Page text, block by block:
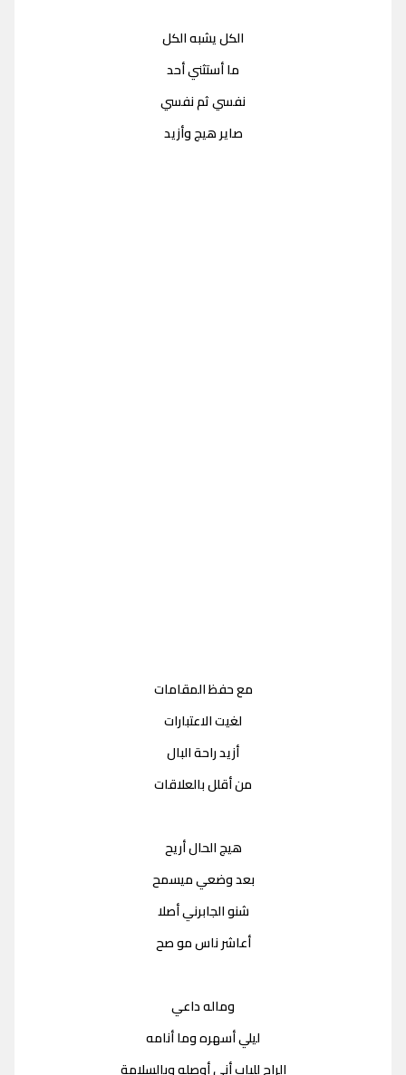
الكل يشبه الكل
ما أستثني أحد
نفسي ثم نفسي
صاير هيج وأزيد
مع حفظ المقامات
لغيت الاعتبارات
أزيد راحة البال
من أقلل بالعلاقات
هيج الحال أريح
بعد وضعي ميسمح
شنو الجابرني أصلا
أعاشر ناس مو صح
وماله داعي
ليلي أسهره وما أنامه
الراح للباب أني أوصله وبالسلامة